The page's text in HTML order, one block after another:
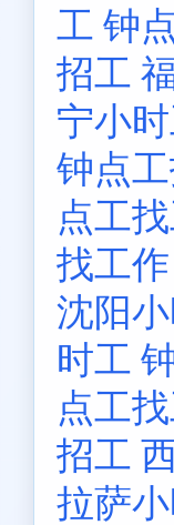
工 钟
招工
宁小
钟点
点工
找工作
沈阳
时工
点工
招工
拉萨